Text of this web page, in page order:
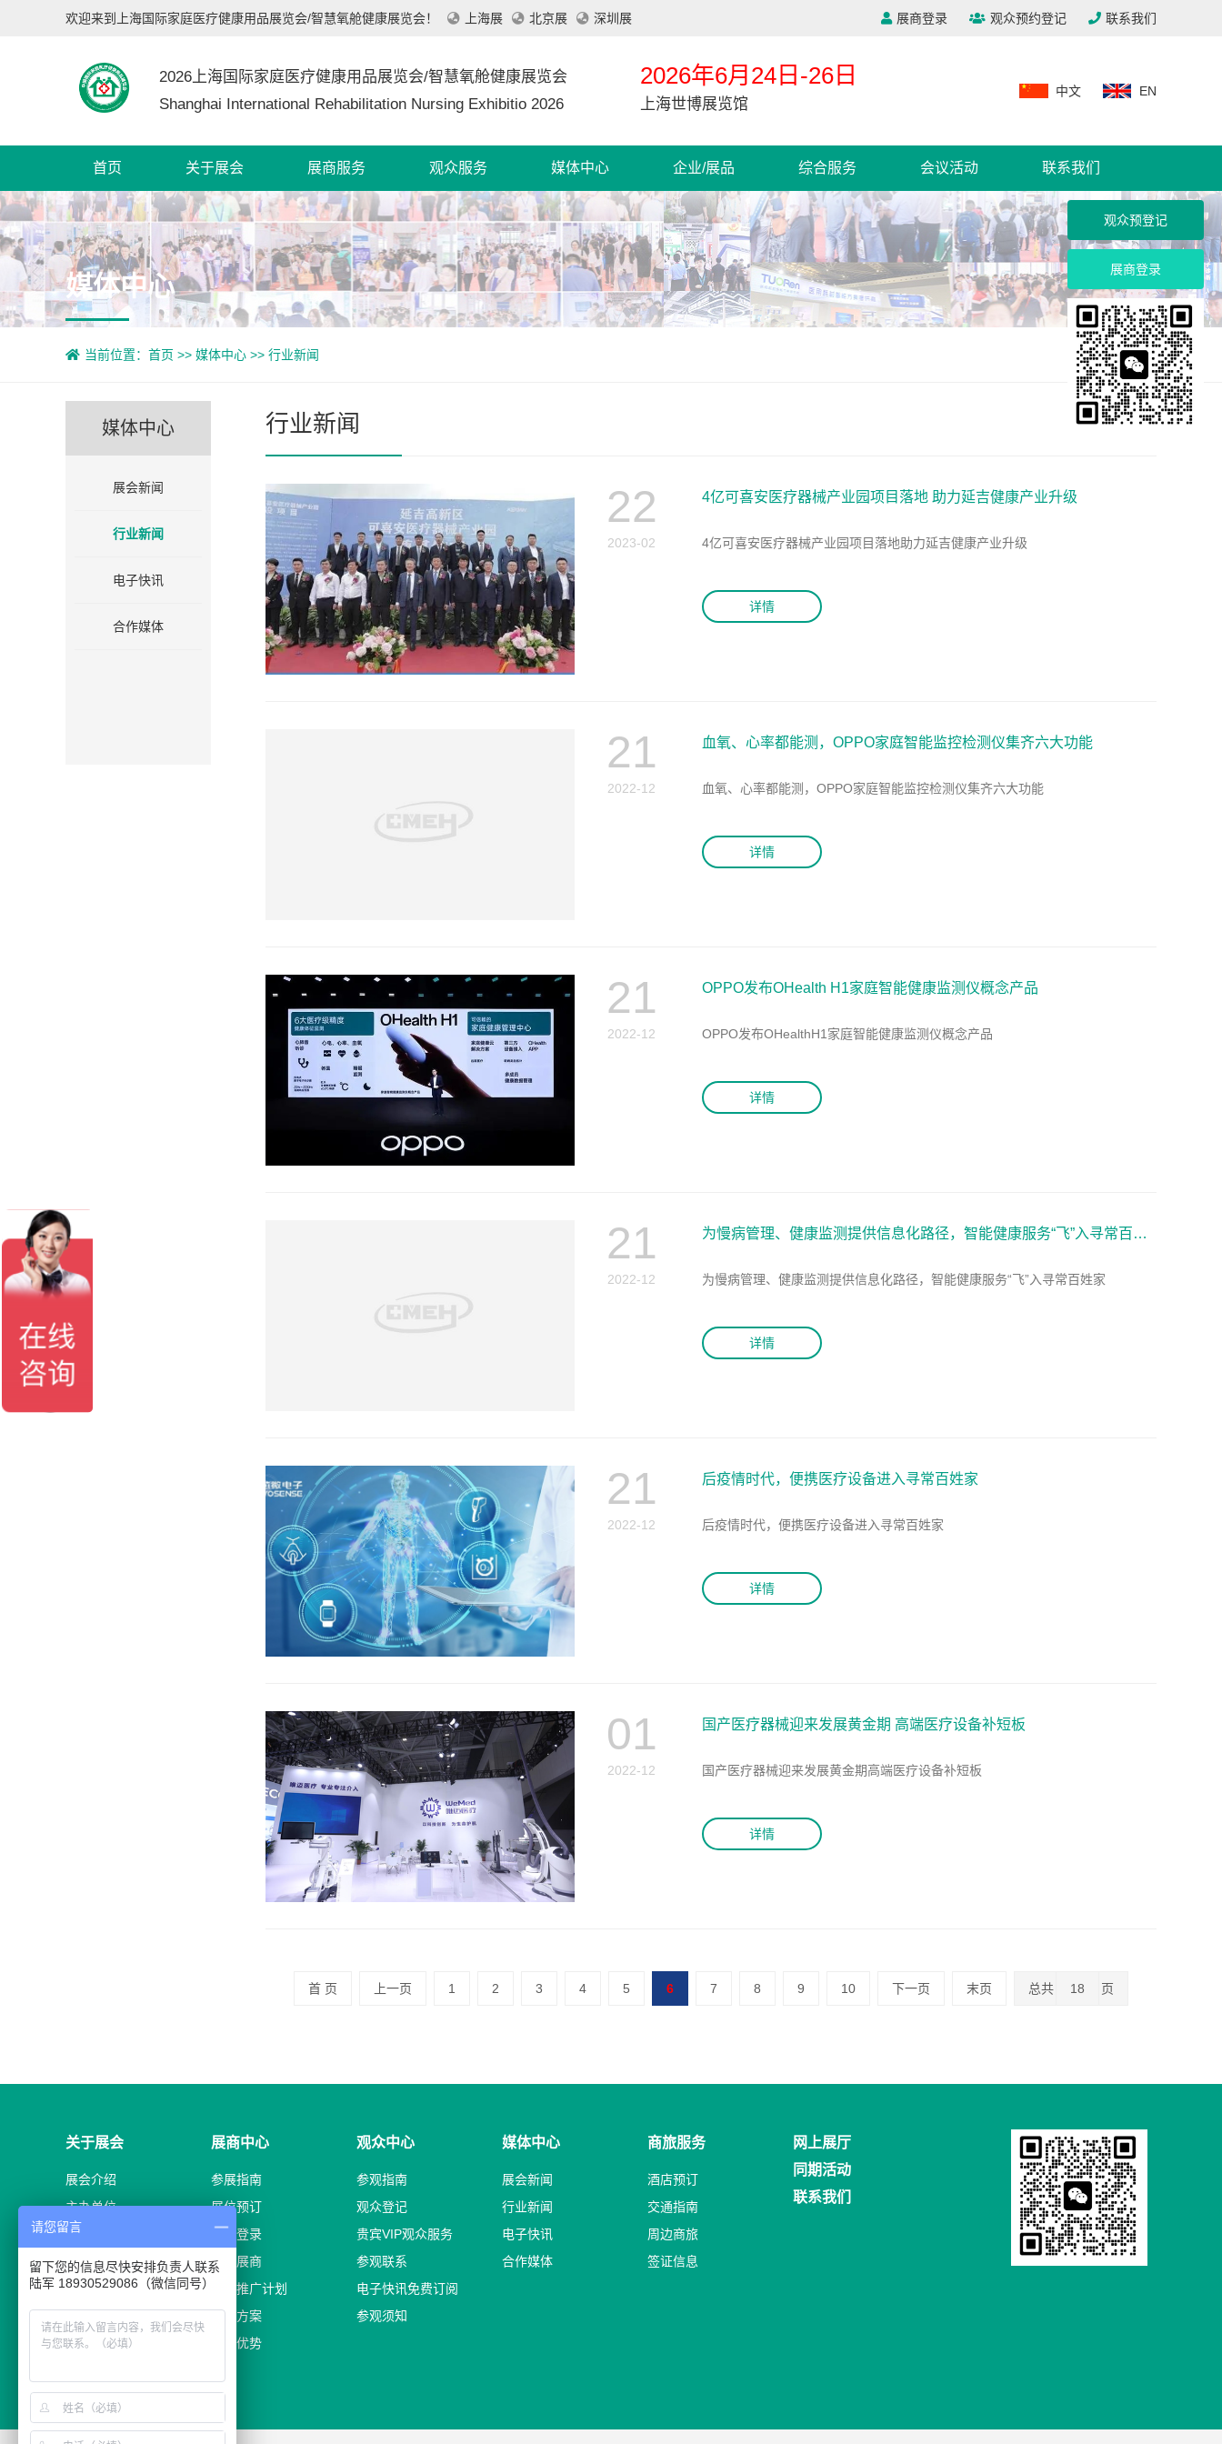
欢迎来到上海国际家庭医疗健康用品展览会/智慧氧舱健康展览会！ 上海展 北京展 深圳展 展商登录 观众预约登记 联系我们
2026上海国际家庭医疗健康用品展览会/智慧氧舱健康展览会
Shanghai International Rehabilitation Nursing Exhibitio 2026
2026年6月24日-26日
上海世博展览馆
中文 EN
首页 关于展会 展商服务 观众服务 媒体中心 企业/展品 综合服务 会议活动 联系我们
媒体中心
当前位置： 首页 >> 媒体中心 >> 行业新闻
媒体中心
展会新闻
行业新闻
电子快讯
合作媒体
行业新闻
22
2023-02
4亿可喜安医疗器械产业园项目落地 助力延吉健康产业升级
4亿可喜安医疗器械产业园项目落地助力延吉健康产业升级
详情
21
2022-12
血氧、心率都能测，OPPO家庭智能监控检测仪集齐六大功能
血氧、心率都能测，OPPO家庭智能监控检测仪集齐六大功能
详情
21
2022-12
OPPO发布OHealth H1家庭智能健康监测仪概念产品
OPPO发布OHealthH1家庭智能健康监测仪概念产品
详情
21
2022-12
为慢病管理、健康监测提供信息化路径，智能健康服务“飞”入寻常百姓
为慢病管理、健康监测提供信息化路径，智能健康服务“飞”入寻常百姓家
详情
21
2022-12
后疫情时代，便携医疗设备进入寻常百姓家
后疫情时代，便携医疗设备进入寻常百姓家
详情
01
2022-12
国产医疗器械迎来发展黄金期 高端医疗设备补短板
国产医疗器械迎来发展黄金期高端医疗设备补短板
详情
首 页 上一页 1 2 3 4 5 6 7 8 9 10 下一页 末页 总共 18 页
关于展会
展会介绍
主办单位
日程安排
展区划分
参展费用
展馆介绍
展商中心
参展指南
展位预订
展商登录
品牌展商
宣传推广计划
赞助方案
参展优势
观众中心
参观指南
观众登记
贵宾VIP观众服务
参观联系
电子快讯免费订阅
参观须知
媒体中心
展会新闻
行业新闻
电子快讯
合作媒体
商旅服务
酒店预订
交通指南
周边商旅
签证信息
网上展厅
同期活动
联系我们
观众预登记
展商登录
请您留言
留下您的信息尽快安排负责人联系
陆军 18930529086（微信同号）